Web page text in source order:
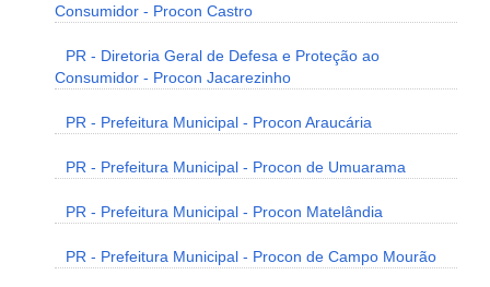
Consumidor - Procon Castro
PR - Diretoria Geral de Defesa e Proteção ao
Consumidor - Procon Jacarezinho
PR - Prefeitura Municipal - Procon Araucária
PR - Prefeitura Municipal - Procon de Umuarama
PR - Prefeitura Municipal - Procon Matelândia
PR - Prefeitura Municipal - Procon de Campo Mourão